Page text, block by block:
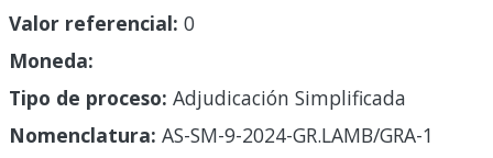
Valor referencial: 0
Moneda:
Tipo de proceso: Adjudicación Simplificada
Nomenclatura: AS-SM-9-2024-GR.LAMB/GRA-1